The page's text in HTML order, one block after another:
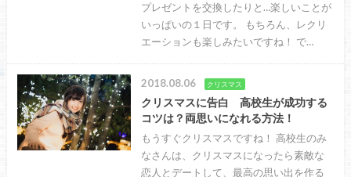
プレゼントを交換したりと…楽しいことが
いっぱいの１日です。 もちろん、レクリ
エーションも楽しみたいですね！ で…
2018.08.06 クリスマス
クリスマスに告白 高校生が成功する
コツは？両思いになれる方法！
もうすぐクリスマスですね！ 高校生のみ
なさんは、クリスマスになったら素敵な
恋人とデートして、最高の思い出を作る